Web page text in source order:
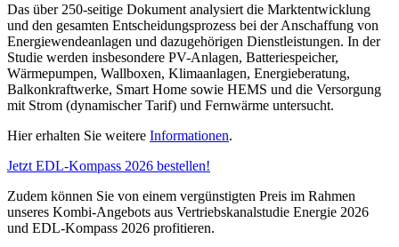
Das über 250-seitige Dokument analysiert die Marktentwicklung
und den gesamten Entscheidungsprozess bei der Anschaffung von
Energiewendeanlagen und dazugehörigen Dienstleistungen. In der
Studie werden insbesondere PV-Anlagen, Batteriespeicher,
Wärmepumpen, Wallboxen, Klimaanlagen, Energieberatung,
Balkonkraftwerke, Smart Home sowie HEMS und die Versorgung
mit Strom (dynamischer Tarif) und Fernwärme untersucht.
Hier erhalten Sie weitere Informationen.
Jetzt EDL-Kompass 2026 bestellen!
Zudem können Sie von einem vergünstigten Preis im Rahmen
unseres Kombi-Angebots aus Vertriebskanalstudie Energie 2026
und EDL-Kompass 2026 profitieren.